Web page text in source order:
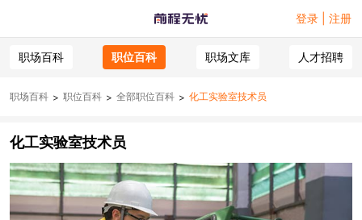
登录 | 注册
职场百科 职位百科 职场文库 人才招聘
职场百科 > 职位百科 > 全部职位百科 > 化工实验室技术员
化工实验室技术员